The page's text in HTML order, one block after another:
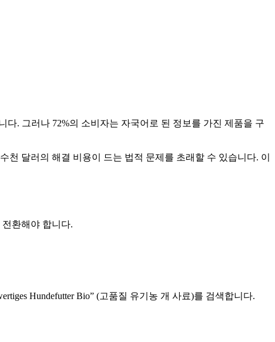
. 그러나 72%의 소비자는 자국어로 된 정보를 가진 제품을 구
달러의 해결 비용이 드는 법적 문제를 초래할 수 있습니다. 이
환해야 합니다.
Hundefutter Bio” (고품질 유기농 개 사료)를 검색합니다.